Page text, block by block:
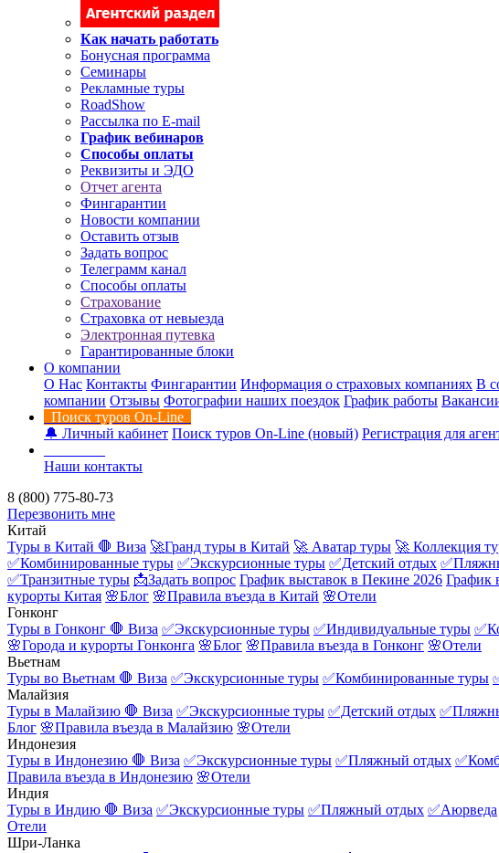
Как начать работать
Бонусная программа
Семинары
Рекламные туры
RoadShow
Рассылка по E-mail
График вебинаров
Способы оплаты
Реквизиты и ЭДО
Отчет агента
Фингарантии
Новости компании
Оставить отзыв
Задать вопрос
Телеграмм канал
Способы оплаты
Страхование
Страховка от невыезда
Электронная путевка
Гарантированные блоки
О компании
О Нас Контакты Фингарантии Информация о страховых компаниях В
компании Отзывы Фотографии наших поездок График работы
Поиск туров On-Line
🔔 Личный кабинет Поиск туров On-Line (новый) Регистрация для
Наши контакты
8 (800) 775-80-73
Перезвонить мне
Китай
Туры в Китай 🛑 Виза 🚀Гранд туры в Китай 🚀 Аватар туры 🚀 Коллекция
✅Комбинированные туры ✅Экскурсионные туры ✅Детский отдых
✅Транзитные туры 📩Задать вопрос График выставок в Пекине 2026 График
курорты Китая 🌸Блог 🌸Правила въезда в Китай 🌸Отели
Гонконг
Туры в Гонконг 🛑 Виза ✅Экскурсионные туры ✅Индивидуальные туры
🌸Города и курорты Гонконга 🌸Блог 🌸Правила въезда в Гонконг 🌸Отели
Вьетнам
Туры во Вьетнам 🛑 Виза ✅Экскурсионные туры ✅Комбинированные туры
Малайзия
Туры в Малайзию 🛑 Виза ✅Экскурсионные туры ✅Детский отдых
Блог 🌸Правила въезда в Малайзию 🌸Отели
Индонезия
Туры в Индонезию 🛑 Виза ✅Экскурсионные туры ✅Пляжный отдых
Правила въезда в Индонезию 🌸Отели
Индия
Туры в Индию 🛑 Виза ✅Экскурсионные туры ✅Пляжный отдых ✅Аюрведа
Отели
Шри-Ланка